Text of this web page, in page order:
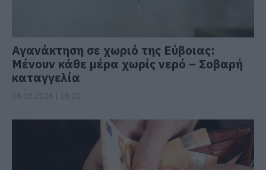
Αγανάκτηση σε χωριό της Εύβοιας:
Μένουν κάθε μέρα χωρίς νερό – Σοβαρή
καταγγελία